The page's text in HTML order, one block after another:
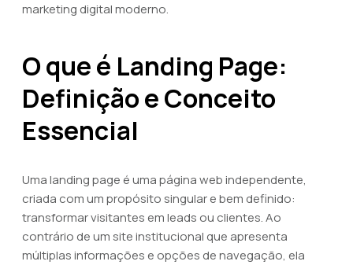
marketing digital moderno.
O que é Landing Page:
Definição e Conceito
Essencial
Uma landing page é uma página web independente,
criada com um propósito singular e bem definido:
transformar visitantes em leads ou clientes. Ao
contrário de um site institucional que apresenta
múltiplas informações e opções de navegação, ela